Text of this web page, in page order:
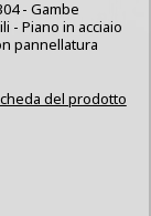
- Gambe
- Piano in acciaio
pannellatura
del prodotto